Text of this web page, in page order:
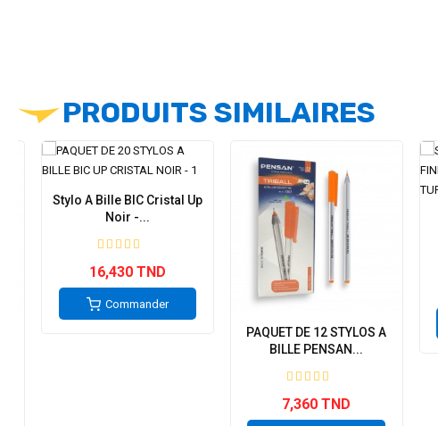
PRODUITS SIMILAIRES
Stylo A Bille BIC Cristal Up
Noir -...
16,430 TND
Commander
PAQUET DE 12 STYLOS A
BILLE PENSAN...
7,360 TND